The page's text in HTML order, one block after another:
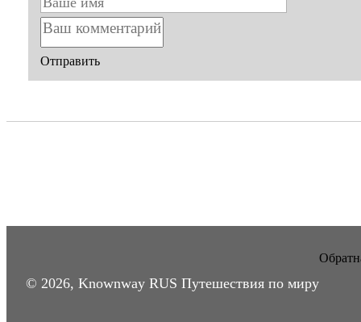
Отправить
© 2026, Knownway RUS Путешествия по миру